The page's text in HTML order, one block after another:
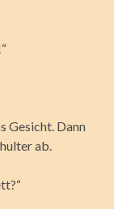
Gesicht. Dann
ab.